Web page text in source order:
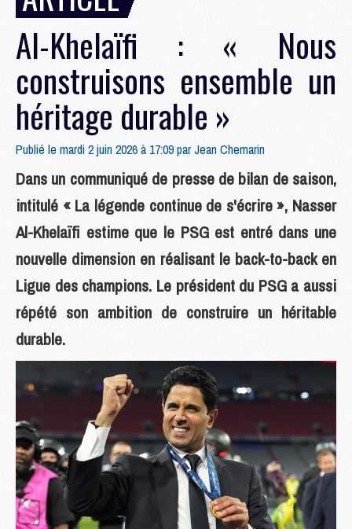
Al-Khelaïfi : « Nous
construisons ensemble un
héritage durable »
Publié le mardi 2 juin 2026 à 17:09 parJean Chemarin
Dans un communiqué de presse de bilan de saison,
intitulé « La légende continue de s'écrire », Nasser
Al-Khelaïfi estime que le PSG est entré dans une
nouvelle dimension en réalisant le back-to-back en
Ligue des champions. Le président du PSG a aussi
répété son ambition de construire un héritable
durable.